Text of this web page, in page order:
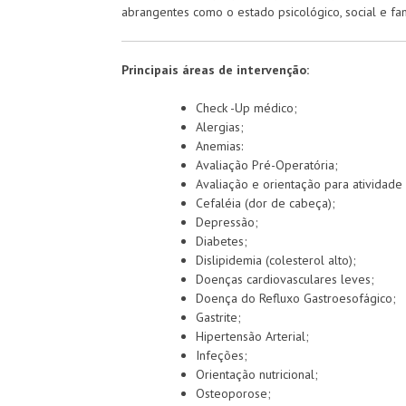
abrangentes como o estado psicológico, social e
Principais áreas de intervenção:
Check -Up médico;
Alergias;
Anemias:
Avaliação Pré-Operatória;
Avaliação e orientação para atividade
Cefaléia (dor de cabeça);
Depressão;
Diabetes;
Dislipidemia (colesterol alto);
Doenças cardiovasculares leves;
Doença do Refluxo Gastroesofágico;
Gastrite;
Hipertensão Arterial;
Infeções;
Orientação nutricional;
Osteoporose;